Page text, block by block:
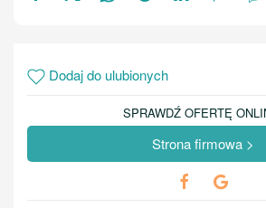
Dodaj do ulubionych
SPRAWDŹ OFERTĘ
Strona firmowa >